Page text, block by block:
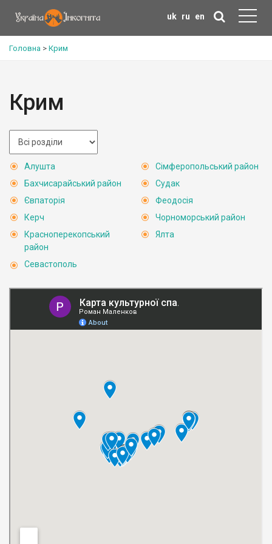
uk ru en
Головна > Крим
Крим
Алушта
Бахчисарайський район
Євпаторія
Керч
Красноперекопський
район
Севастополь
Сімферопольський район
Судак
Феодосія
Чорноморський район
Ялта